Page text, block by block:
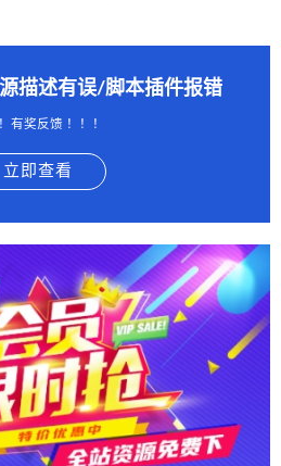
描述有误/脚本插件报错
有奖反馈 ！！！
立即查看